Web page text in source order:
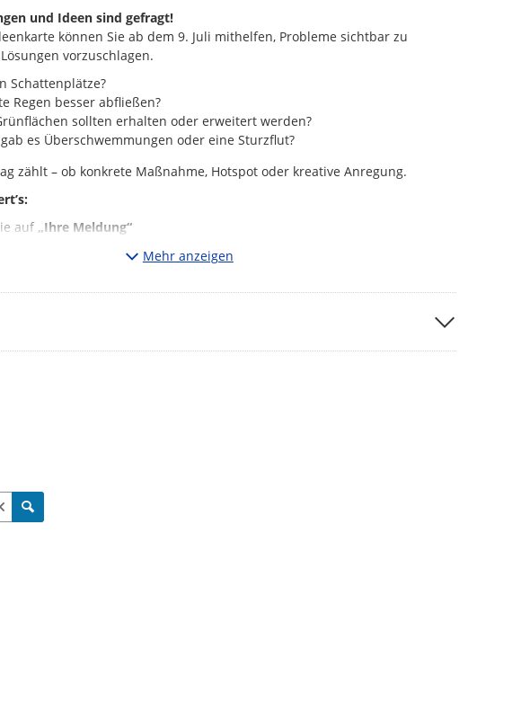
und Ideen sind gefragt!
können Sie ab dem 9. Juli mithelfen, Probleme sichtbar zu
vorzuschlagen.
Schattenplätze?
Regen besser abfließen?
sollten erhalten oder erweitert werden?
es Überschwemmungen oder eine Sturzflut?
zählt – ob konkrete Maßnahme, Hotspot oder kreative Anregung.
auf „Ihre Meldung“
Sie den Ort, den Ihr Vorschlag betrifft – oder platzieren Sie ihn (z. B. auf
gerne auchFotoshinzufügen
der Stadt mit ein. Die Beteiligung ist anonym. Sie können
Vorschläge mit einem Klick auf die Smileys bewerten.
auf Ihre Beiträge für ein klimaresilientes Übach-Palenberg!
Mehr anzeigen